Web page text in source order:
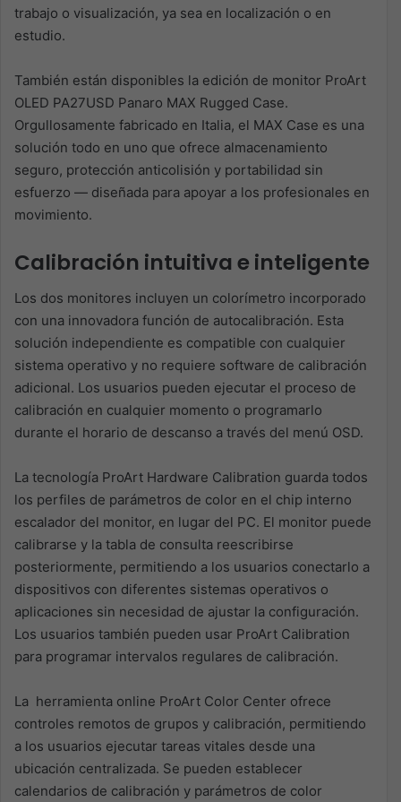
trabajo o visualización, ya sea en localización o en
estudio.
También están disponibles la edición de monitor ProArt
OLED PA27USD Panaro MAX Rugged Case.
Orgullosamente fabricado en Italia, el MAX Case es una
solución todo en uno que ofrece almacenamiento
seguro, protección anticolisión y portabilidad sin
esfuerzo — diseñada para apoyar a los profesionales en
movimiento.
Calibración intuitiva e inteligente
Los dos monitores incluyen un colorímetro incorporado
con una innovadora función de autocalibración. Esta
solución independiente es compatible con cualquier
sistema operativo y no requiere software de calibración
adicional. Los usuarios pueden ejecutar el proceso de
calibración en cualquier momento o programarlo
durante el horario de descanso a través del menú OSD.
La tecnología ProArt Hardware Calibration guarda todos
los perfiles de parámetros de color en el chip interno
escalador del monitor, en lugar del PC. El monitor puede
calibrarse y la tabla de consulta reescribirse
posteriormente, permitiendo a los usuarios conectarlo a
dispositivos con diferentes sistemas operativos o
aplicaciones sin necesidad de ajustar la configuración.
Los usuarios también pueden usar ProArt Calibration
para programar intervalos regulares de calibración.
La herramienta online ProArt Color Center ofrece
controles remotos de grupos y calibración, permitiendo
a los usuarios ejecutar tareas vitales desde una
ubicación centralizada. Se pueden establecer
calendarios de calibración y parámetros de color